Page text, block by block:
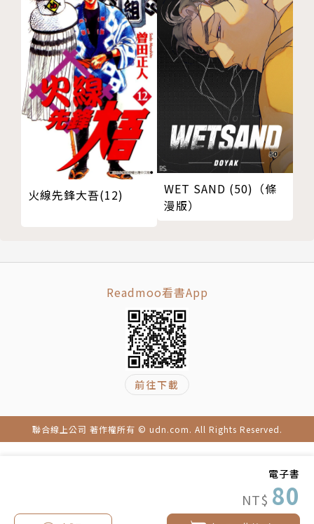
電子書
NT$ 80
火線先鋒大吾(12)
WET SAND (50)（條
漫版）
Readmoo看書App
前往下載
聯合線上公司 著作權所有 © udn.com. All Rights Reserved.